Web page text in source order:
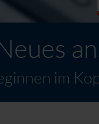
im